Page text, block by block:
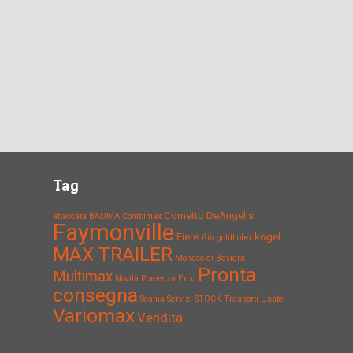
Tag
attaccata BAUMA Combimax Cometto DeAngelis
Faymonville Fiere Gis goldhofer kogel
MAX TRAILER Monaco di Baviera
Multimax Novità Piacenza Expo Pronta
consegna Scania Servizi STOCK Trasporti Usato
VariomaxVendita